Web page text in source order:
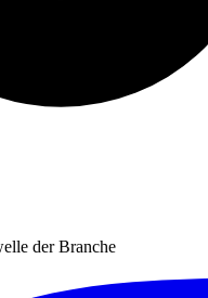
der Branche